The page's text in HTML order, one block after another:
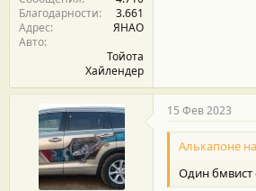
Благодарности
3.661
Адрес
ЯНАО
Авто
Тойота
Хайлендер
15 Фев 2023
Алькапоне
Один бмвист